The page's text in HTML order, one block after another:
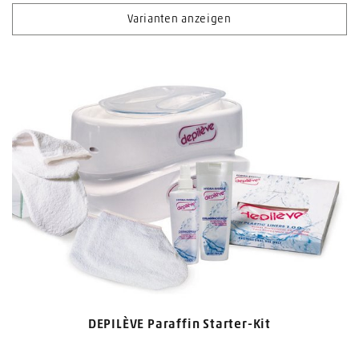
Varianten anzeigen
DEPILÈVE Paraffin Starter-Kit